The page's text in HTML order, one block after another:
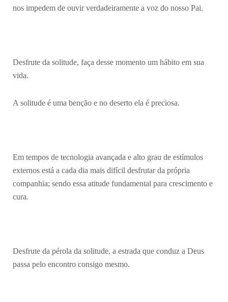
nos impedem de ouvir verdadeiramente a voz do nosso Pai.
Desfrute da solitude, faça desse momento um hábito em sua
vida.
A solitude é uma benção e no deserto ela é preciosa.
Em tempos de tecnologia avançada e alto grau de estímulos
externos está a cada dia mais difícil desfrutar da própria
companhia; sendo essa atitude fundamental para crescimento e
cura.
Desfrute da pérola da solitude, a estrada que conduz a Deus
passa pelo encontro consigo mesmo.